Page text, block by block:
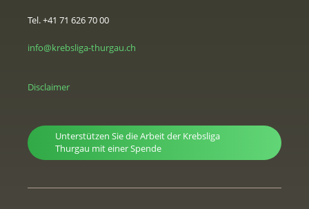
Tel. +41 71 626 70 00
info@krebsliga-thurgau.ch
Disclaimer
Unterstützen Sie die Arbeit der Krebsliga
Thurgau mit einer Spende